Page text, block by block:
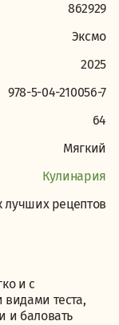
862929
Эксмо
2025
978-5-04-210056-7
64
Мягкий
Кулинария
лучших рецептов
и с
теста,
и баловать